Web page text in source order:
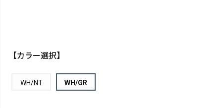
【カラー選択】
WH/NT WH/GR